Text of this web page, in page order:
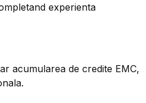
experienta
acumularea de credite EMC,